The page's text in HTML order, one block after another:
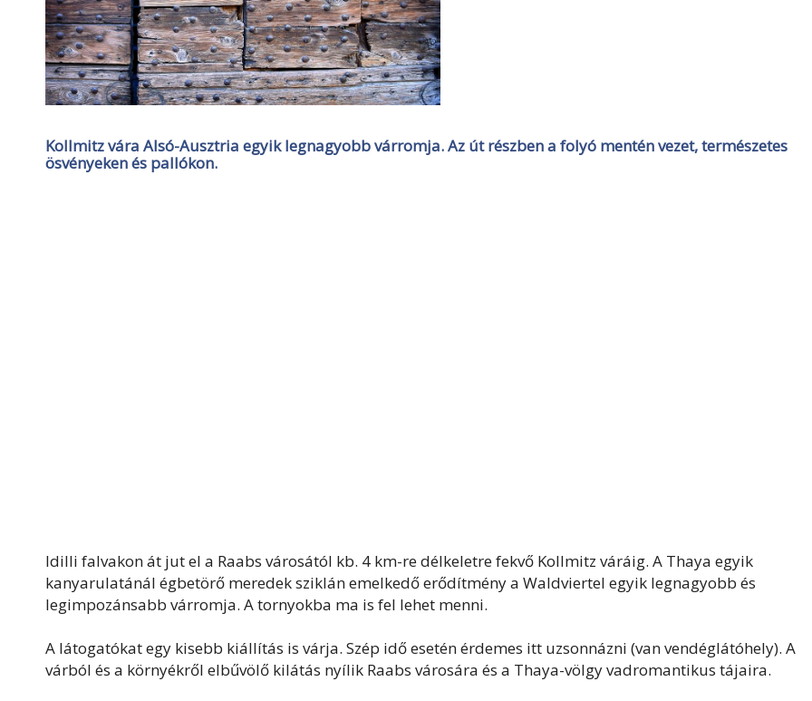
Kollmitz vára Alsó-Ausztria egyik legnagyobb várromja. Az út részben a folyó mentén vezet, természetes
ösvényeken és pallókon.
Idilli falvakon át jut el a Raabs városától kb. 4 km-re délkeletre fekvő Kollmitz váráig. A Thaya egyik
kanyarulatánál égbetörő meredek sziklán emelkedő erődítmény a Waldviertel egyik legnagyobb és
legimpozánsabb várromja. A tornyokba ma is fel lehet menni.
A látogatókat egy kisebb kiállítás is várja. Szép idő esetén érdemes itt uzsonnázni (van vendéglátóhely). A
várból és a környékről elbűvölő kilátás nyílik Raabs városára és a Thaya-völgy vadromantikus tájaira.